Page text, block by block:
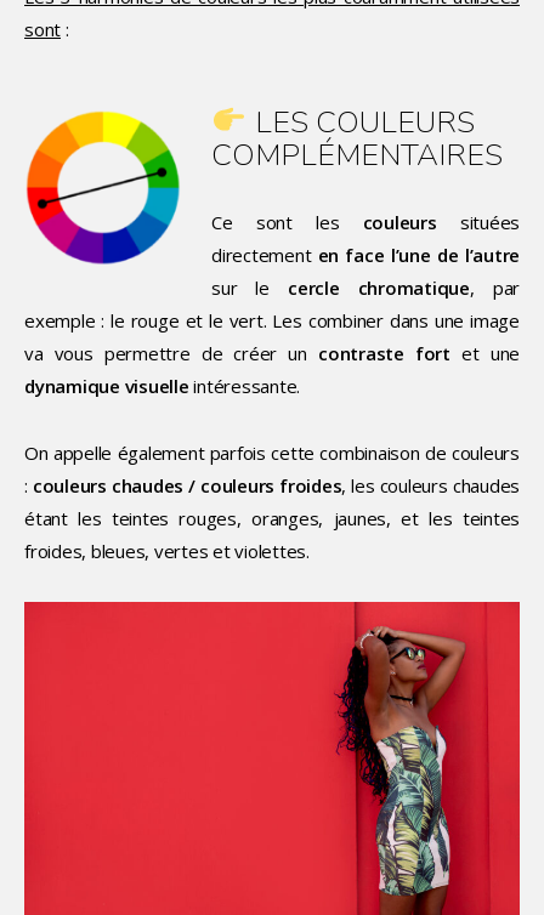
sont :
LES COULEURS
COMPLÉMENTAIRES
Ce sont les couleurs situées
directement en face l’une de l’autre
sur le cercle chromatique, par
exemple : le rouge et le vert. Les combiner dans une image
va vous permettre de créer un contraste fort et une
dynamique visuelle intéressante.
On appelle également parfois cette combinaison de couleurs
: couleurs chaudes / couleurs froides, les couleurs chaudes
étant les teintes rouges, oranges, jaunes, et les teintes
froides, bleues, vertes et violettes.